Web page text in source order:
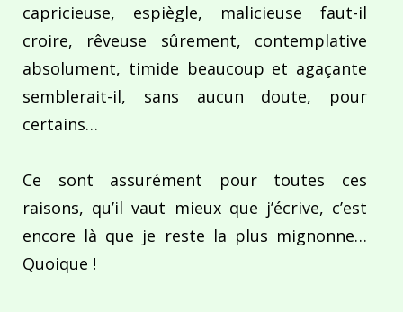
capricieuse, espiègle, malicieuse faut-il
croire, rêveuse sûrement, contemplative
absolument, timide beaucoup et agaçante
semblerait-il, sans aucun doute, pour
certains…
Ce sont assurément pour toutes ces
raisons, qu’il vaut mieux que j’écrive, c’est
encore là que je reste la plus mignonne…
Quoique !